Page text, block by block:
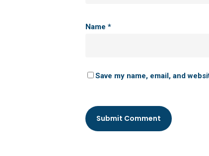
Name *
Save my name, email, and